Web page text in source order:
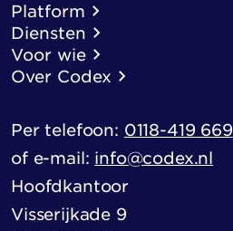
Platform
Diensten
Voor wie
Over Codex
Per telefoon: 0118-419 669
of e-mail: info@codex.nl
Hoofdkantoor
Visserijkade 9